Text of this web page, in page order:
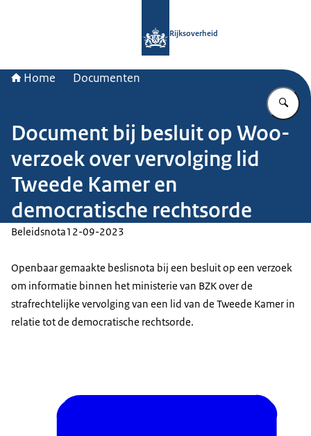
Rijksoverheid
Home Documenten
Document bij besluit op Woo-
verzoek over vervolging lid
Tweede Kamer en
democratische rechtsorde
Beleidsnota12-09-2023
Openbaar gemaakte beslisnota bij een besluit op een verzoek
om informatie binnen het ministerie van BZK over de
strafrechtelijke vervolging van een lid van de Tweede Kamer in
relatie tot de democratische rechtsorde.